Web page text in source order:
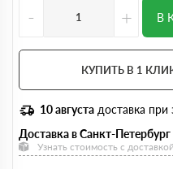
- + В
КУПИТЬ В 1
10 августа доставка при
Доставка в Санкт-
Узнать стоимость с доставкой